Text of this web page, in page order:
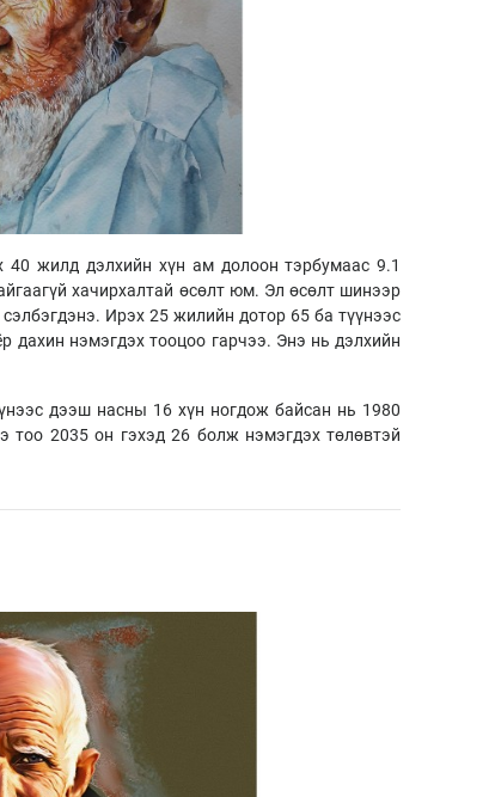
жилд дэлхийн хүн ам долоон тэрбумаас 9.1
хачирхалтай өсөлт юм. Эл өсөлт шинээр
Ирэх 25 жилийн дотор 65 ба түүнээс
дахин нэмэгдэх тооцоо гарчээ. Энэ нь дэлхийн
дээш насны 16 хүн ногдож байсан нь 1980
тоо 2035 он гэхэд 26 болж нэмэгдэх төлөвтэй